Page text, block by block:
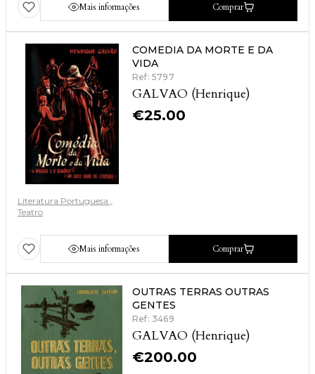
Mais informações Comprar
COMEDIA DA MORTE E DA
VIDA
Ref: 5797
GALVAO (Henrique)
€25.00
Literatura Portuguesa
Teatro
Mais informações Comprar
OUTRAS TERRAS OUTRAS
GENTES
Ref: 3469
GALVAO (Henrique)
€200.00